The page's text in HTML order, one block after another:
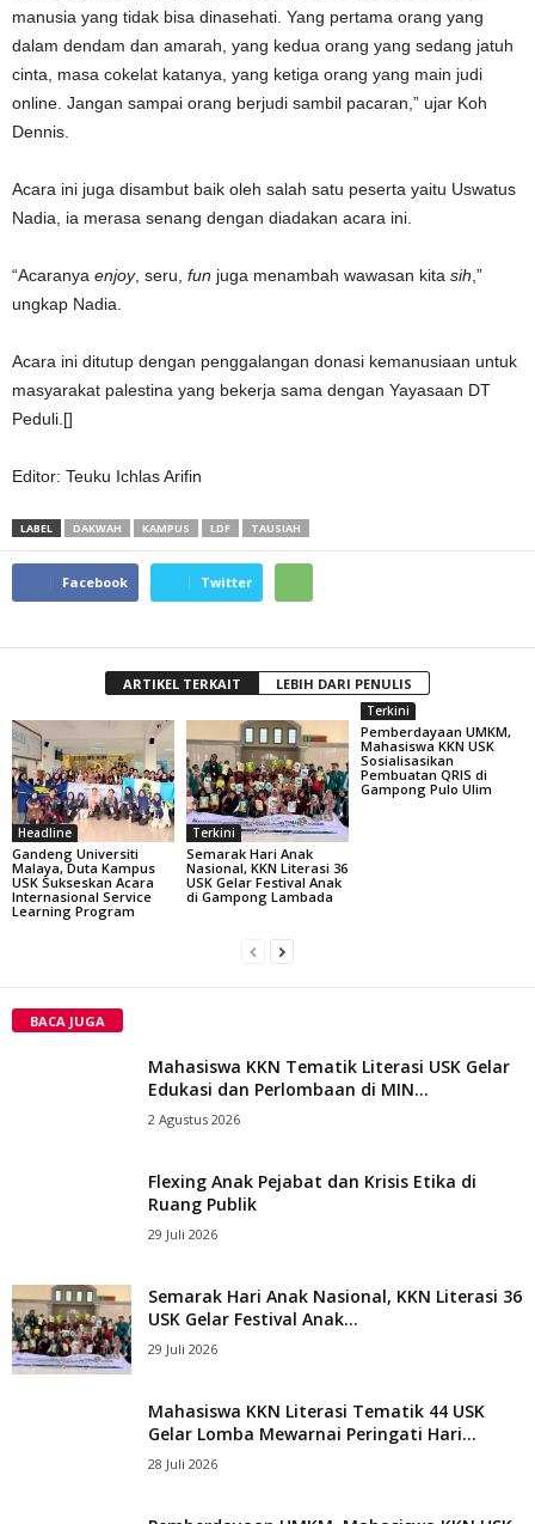
manusia yang tidak bisa dinasehati. Yang pertama orang yang
dalam dendam dan amarah, yang kedua orang yang sedang jatuh
cinta, masa cokelat katanya, yang ketiga orang yang main judi
online. Jangan sampai orang berjudi sambil pacaran,” ujar Koh
Dennis.
Acara ini juga disambut baik oleh salah satu peserta yaitu Uswatus
Nadia, ia merasa senang dengan diadakan acara ini.
“Acaranya enjoy, seru, fun juga menambah wawasan kita sih,”
ungkap Nadia.
Acara ini ditutup dengan penggalangan donasi kemanusiaan untuk
masyarakat palestina yang bekerja sama dengan Yayasaan DT
Peduli.[]
Editor: Teuku Ichlas Arifin
LABEL DAKWAH KAMPUS LDF TAUSIAH
Facebook Twitter
ARTIKEL TERKAIT LEBIH DARI PENULIS
Headline
Gandeng Universiti
Malaya, Duta Kampus
USK Sukseskan Acara
Internasional Service
Learning Program
Terkini
Semarak Hari Anak
Nasional, KKN Literasi 36
USK Gelar Festival Anak
di Gampong Lambada
Terkini
Pemberdayaan UMKM,
Mahasiswa KKN USK
Sosialisasikan
Pembuatan QRIS di
Gampong Pulo Ulim
BACA JUGA
Mahasiswa KKN Tematik Literasi USK Gelar
Edukasi dan Perlombaan di MIN...
2 Agustus 2026
Flexing Anak Pejabat dan Krisis Etika di
Ruang Publik
29 Juli 2026
Semarak Hari Anak Nasional, KKN Literasi 36
USK Gelar Festival Anak...
29 Juli 2026
Mahasiswa KKN Literasi Tematik 44 USK
Gelar Lomba Mewarnai Peringati Hari...
28 Juli 2026